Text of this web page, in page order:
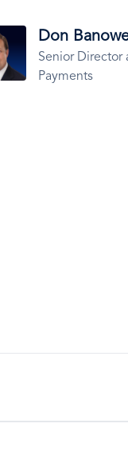
Don
Senior Director
Payments